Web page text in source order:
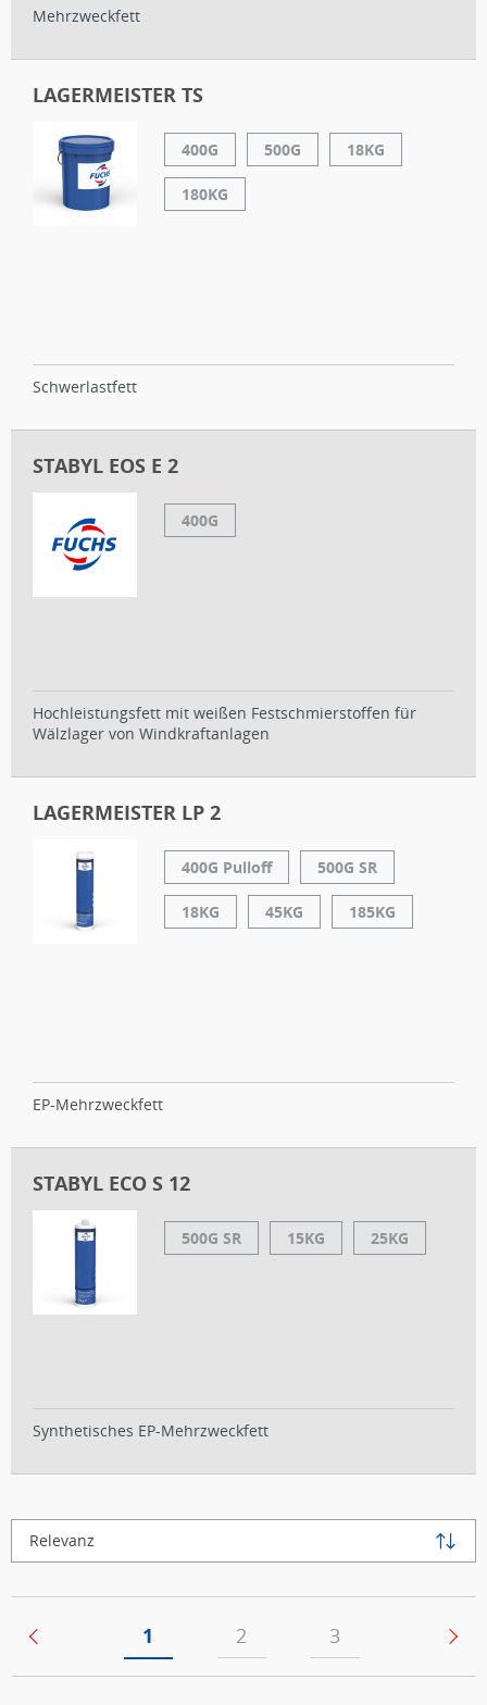
Mehrzweckfett
LAGERMEISTER TS
400G 500G 18KG
180KG
Schwerlastfett
STABYL EOS E 2
400G
Hochleistungsfett mit weißen Festschmierstoffen für
Wälzlager von Windkraftanlagen
LAGERMEISTER LP 2
400G Pulloff 500G SR
18KG 45KG 185KG
EP-Mehrzweckfett
STABYL ECO S 12
500G SR 15KG 25KG
Synthetisches EP-Mehrzweckfett
Relevanz
1 (current)2 3